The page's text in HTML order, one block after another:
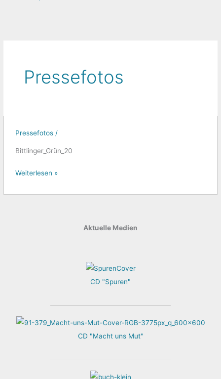
Pressefotos
Pressefotos /
Bittlinger_Grün_20
Weiterlesen »
Aktuelle Medien
CD "Spuren"
CD "Macht uns Mut"